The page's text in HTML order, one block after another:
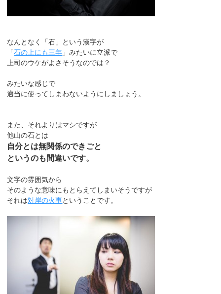
なんとなく「石」という漢字が
「石の上にも三年 」みたいに立派で
上司のウケがよさそうなのでは？
みたいな感じで
適当に使ってしまわないようにしましょう。
また、それよりはマシですが
他山の石とは
自分とは無関係のできごと
というのも間違いです。
文字の雰囲気から
そのような意味にもとらえてしまいそうですが
それは対岸の火事ということです。